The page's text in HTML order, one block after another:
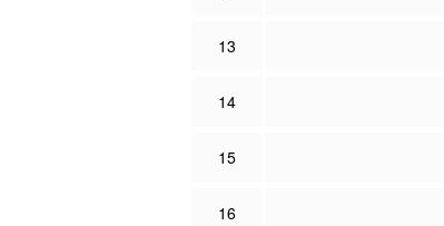
13
14
15
16